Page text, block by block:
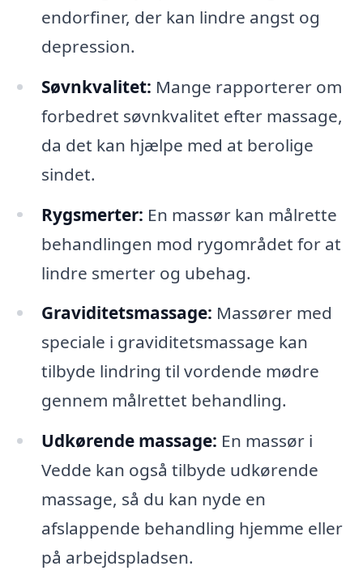
endorfiner, der kan lindre angst og
depression.
Søvnkvalitet: Mange rapporterer om
forbedret søvnkvalitet efter massage,
da det kan hjælpe med at berolige
sindet.
Rygsmerter: En massør kan målrette
behandlingen mod rygområdet for at
lindre smerter og ubehag.
Graviditetsmassage: Massører med
speciale i graviditetsmassage kan
tilbyde lindring til vordende mødre
gennem målrettet behandling.
Udkørende massage: En massør i
Vedde kan også tilbyde udkørende
massage, så du kan nyde en
afslappende behandling hjemme eller
på arbejdspladsen.